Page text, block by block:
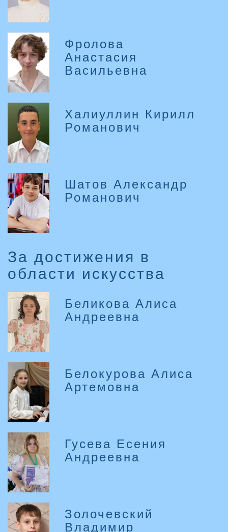
Фролова
Анастасия
Васильевна
Халиуллин Кирилл
Романович
Шатов Александр
Романович
За достижения в
области искусства
Беликова Алиса
Андреевна
Белокурова Алиса
Артемовна
Гусева Есения
Андреевна
Золочевский
Владимир